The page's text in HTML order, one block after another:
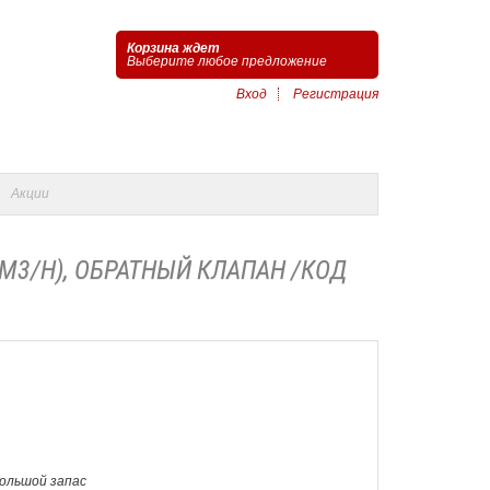
Корзина ждет
Выберите любое предложение
Вход Регистрация
Акции
H), ОБРАТНЫЙ КЛАПАН /КОД
запас